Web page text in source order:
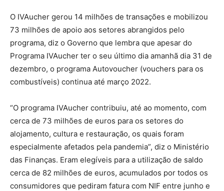
O IVAucher gerou 14 milhões de transações e mobilizou
73 milhões de apoio aos setores abrangidos pelo
programa, diz o Governo que lembra que apesar do
Programa IVAucher ter o seu último dia amanhã dia 31 de
dezembro, o programa Autovoucher (vouchers para os
combustíveis) continua até março 2022.
“O programa IVAucher contribuiu, até ao momento, com
cerca de 73 milhões de euros para os setores do
alojamento, cultura e restauração, os quais foram
especialmente afetados pela pandemia”, diz o Ministério
das Finanças. Eram elegíveis para a utilização de saldo
cerca de 82 milhões de euros, acumulados por todos os
consumidores que pediram fatura com NIF entre junho e